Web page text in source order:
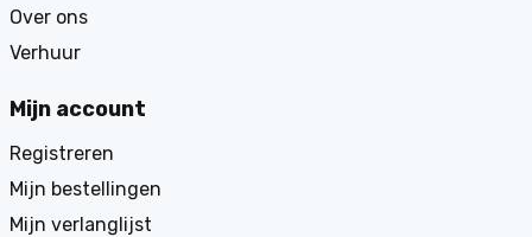
Over ons
Verhuur
Mijn account
Registreren
Mijn bestellingen
Mijn verlanglijst